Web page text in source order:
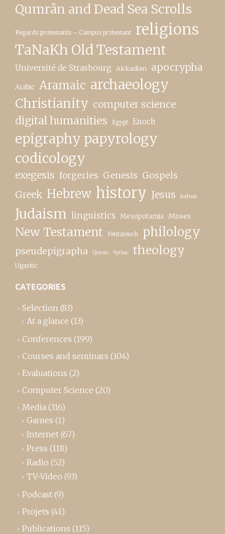
Qumrân and Dead Sea Scrolls
Regards protestants – Campus protestant religions
TaNaKh Old Testament
Université de Strasbourg Akkadian apocrypha
Arabic Aramaic archaeology
Christianity computer science
digital humanities Egypt Enoch
epigraphy papyrology
codicology
exegesis forgeries Genesis Gospels
Greek Hebrew history Jesus Joshua
Judaism linguistics Mesopotamia Moses
New Testament Pentateuch philology
pseudepigrapha Quran Syriac theology
Ugaritic
CATEGORIES
Selection (83)
At a glance (13)
Conferences (199)
Courses and seminars (104)
Evaluations (2)
Computer Science (20)
Media (316)
Games (1)
Internet (67)
Press (118)
Radio (52)
TV-Video (93)
Podcast (9)
Projets (41)
Publications (115)